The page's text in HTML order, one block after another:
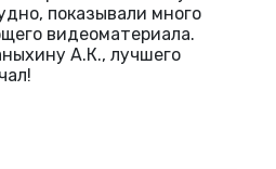
показывали много
видеоматериала.
А.К., лучшего